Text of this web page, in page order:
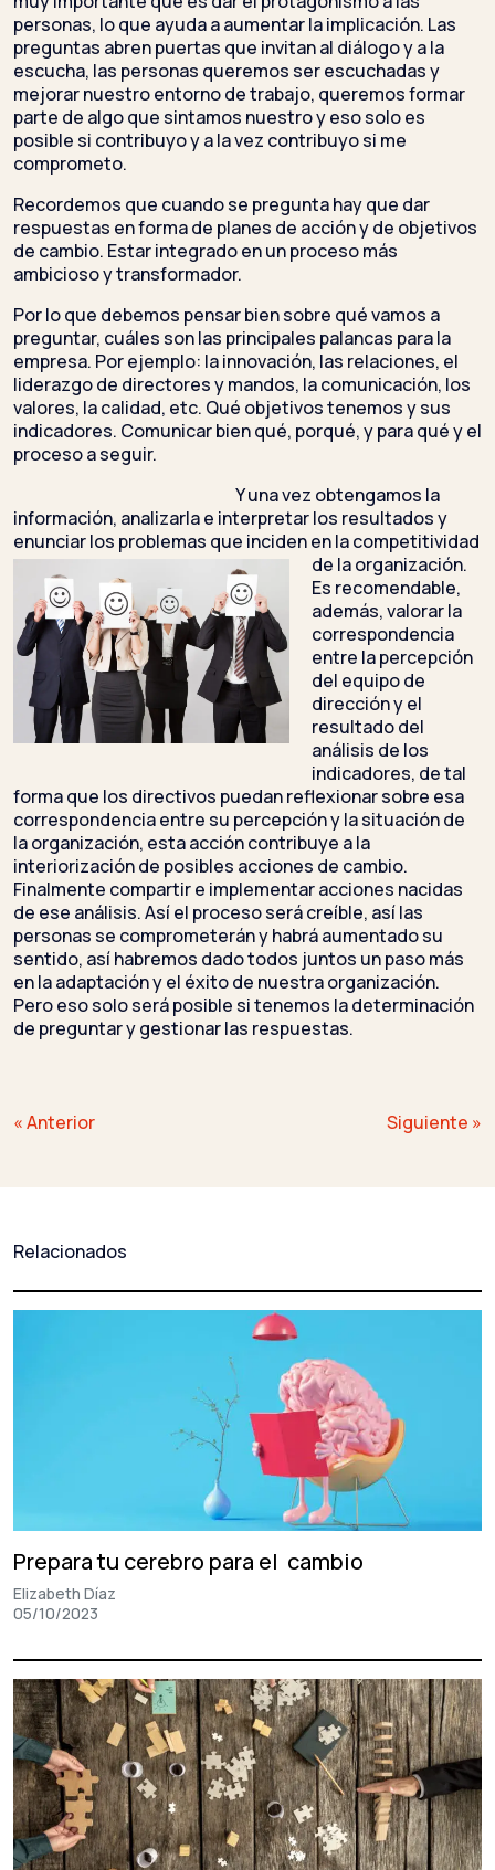
personas, lo que ayuda a aumentar la implicación. Las
preguntas abren puertas que invitan al diálogo y a la
escucha, las personas queremos ser escuchadas y
mejorar nuestro entorno de trabajo, queremos formar
parte de algo que sintamos nuestro y eso solo es
posible si contribuyo y a la vez contribuyo si me
comprometo.
Recordemos que cuando se pregunta hay que dar
respuestas en forma de planes de acción y de objetivos
de cambio. Estar integrado en un proceso más
ambicioso y transformador.
Por lo que debemos pensar bien sobre qué vamos a
preguntar, cuáles son las principales palancas para la
empresa. Por ejemplo: la innovación, las relaciones, el
liderazgo de directores y mandos, la comunicación, los
valores, la calidad, etc. Qué objetivos tenemos y sus
indicadores. Comunicar bien qué, porqué, y para qué y el
proceso a seguir.
Y una vez obtengamos la
información, analizarla e interpretar los resultados y
enunciar los problemas que inciden en la competitividad
de la organización.
Es recomendable,
además, valorar la
correspondencia
entre la percepción
del equipo de
dirección y el
resultado del
análisis de los
indicadores, de tal
forma que los directivos puedan reflexionar sobre esa
correspondencia entre su percepción y la situación de
la organización, esta acción contribuye a la
interiorización de posibles acciones de cambio.
Finalmente compartir e implementar acciones nacidas
de ese análisis. Así el proceso será creíble, así las
personas se comprometerán y habrá aumentado su
sentido, así habremos dado todos juntos un paso más
en la adaptación y el éxito de nuestra organización.
Pero eso solo será posible si tenemos la determinación
de preguntar y gestionar las respuestas.
Navegación
« Anterior Siguiente »
Relacionados
Prepara tu cerebro para el cambio
Elizabeth Díaz
05/10/2023